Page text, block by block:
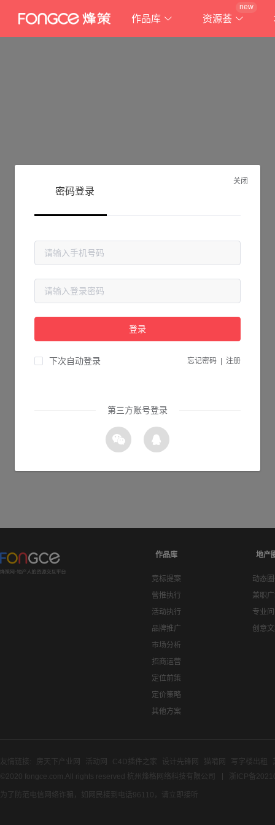
作品库 资源荟
new
抱歉!
请检查您输入的网址是否正确，或点击下面的按钮返回首页。
作品库
竞标提案
营推执行
活动执行
品牌推广
市场分析
招商运营
定位前策
定价策略
其他方案
地产
动态
兼职
专业
创意
友情链接: 房天下产业网 活动网 C4D插件之家 设计先锋网 猫啃网 写字楼出租
©2020 fongce.com.All rights reserved 杭州烽格网络科技有限公司
浙ICP备
为了防范电信网络诈骗，如网民接到电话96110，请立即接听
关闭
密码登录
登录
下次自动登录 忘记密码 注册
第三方账号登录